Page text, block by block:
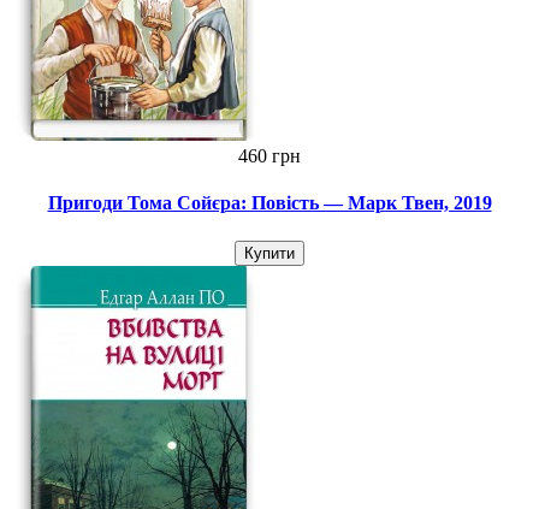
460 грн
Пригоди Тома Сойєра: Повість — Марк Твен, 2019
Купити